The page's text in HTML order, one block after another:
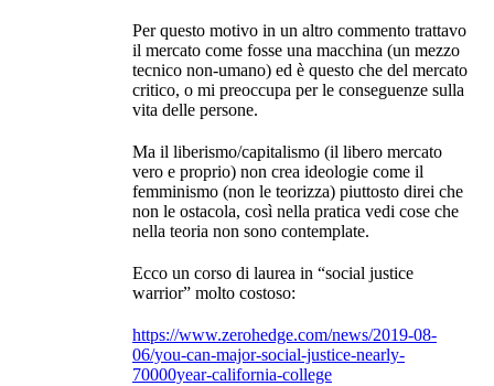
Per questo motivo in un altro commento trattavo
il mercato come fosse una macchina (un mezzo
tecnico non-umano) ed è questo che del mercato
critico, o mi preoccupa per le conseguenze sulla
vita delle persone.
Ma il liberismo/capitalismo (il libero mercato
vero e proprio) non crea ideologie come il
femminismo (non le teorizza) piuttosto direi che
non le ostacola, così nella pratica vedi cose che
nella teoria non sono contemplate.
Ecco un corso di laurea in “social justice
warrior” molto costoso:
https://www.zerohedge.com/news/2019-08-
06/you-can-major-social-justice-nearly-
70000year-california-college